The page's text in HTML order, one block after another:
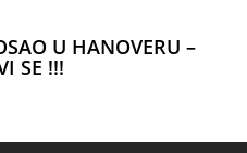
U HANOVERU –
SE !!!